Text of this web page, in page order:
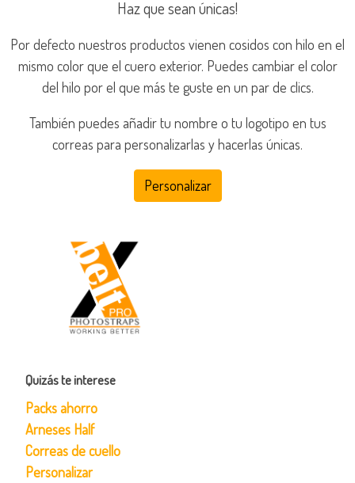
Haz que sean únicas!
Por defecto nuestros productos vienen cosidos con hilo en el
mismo color que el cuero exterior. Puedes cambiar el color
del hilo por el que más te guste en un par de clics.
También puedes añadir tu nombre o tu logotipo en tus
correas para personalizarlas y hacerlas únicas.
Personalizar
Quizás te interese
Packs ahorro
Arneses Half
Correas de cuello
Personalizar